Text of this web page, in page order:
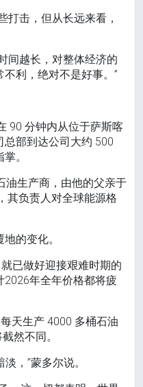
打击，但从长远来看，
间越长，对整体经济的
利，绝对不是好事。”
90 分钟内从位于萨斯喀
部到达公司大约 500
。
油生产商，由他的父亲于
其负责人对全球能源格
的变化。
已做好迎接艰难时期的
年全年价格都将疲
天生产 4000 多桶石油
然不同。
，”蒙多尔说。